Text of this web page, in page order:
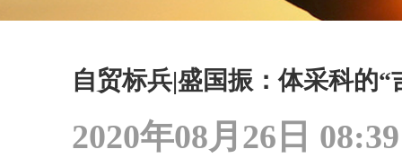
自贸标兵|盛国振：体采科的“
2020年08月26日 08:39